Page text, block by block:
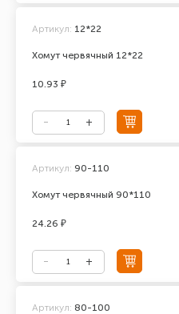
Хомут червячный 12*22
Артикул: 12*22
10.93 ₽
Хомут червячный 90*110
Артикул: 90-110
24.26 ₽
Артикул: 80-100